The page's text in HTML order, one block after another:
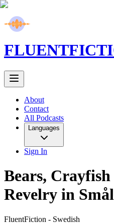
FLUENT
About
Contact
All Podcasts
Languages
Sign In
Bears,
Revelry in
FluentFiction - Swedish